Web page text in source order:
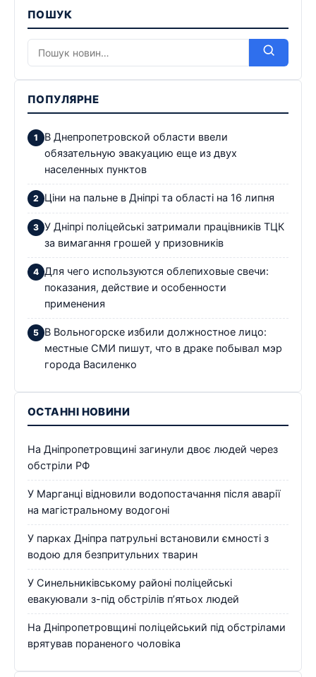
ПОШУК
ПОПУЛЯРНЕ
В Днепропетровской области ввели
обязательную эвакуацию еще из двух
населенных пунктов
Ціни на пальне в Дніпрі та області на 16 липня
У Дніпрі поліцейські затримали працівників ТЦК
за вимагання грошей у призовників
Для чего используются облепиховые свечи:
показания, действие и особенности
применения
В Вольногорске избили должностное лицо:
местные СМИ пишут, что в драке побывал мэр
города Василенко
ОСТАННІ НОВИНИ
На Дніпропетровщині загинули двоє людей через
обстріли РФ
У Марганці відновили водопостачання після аварії
на магістральному водогоні
У парках Дніпра патрульні встановили ємності з
водою для безпритульних тварин
У Синельниківському районі поліцейські
евакуювали з-під обстрілів п’ятьох людей
На Дніпропетровщині поліцейський під обстрілами
врятував пораненого чоловіка